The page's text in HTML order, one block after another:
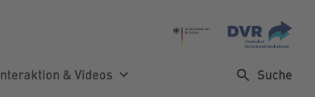
& Videos Suche